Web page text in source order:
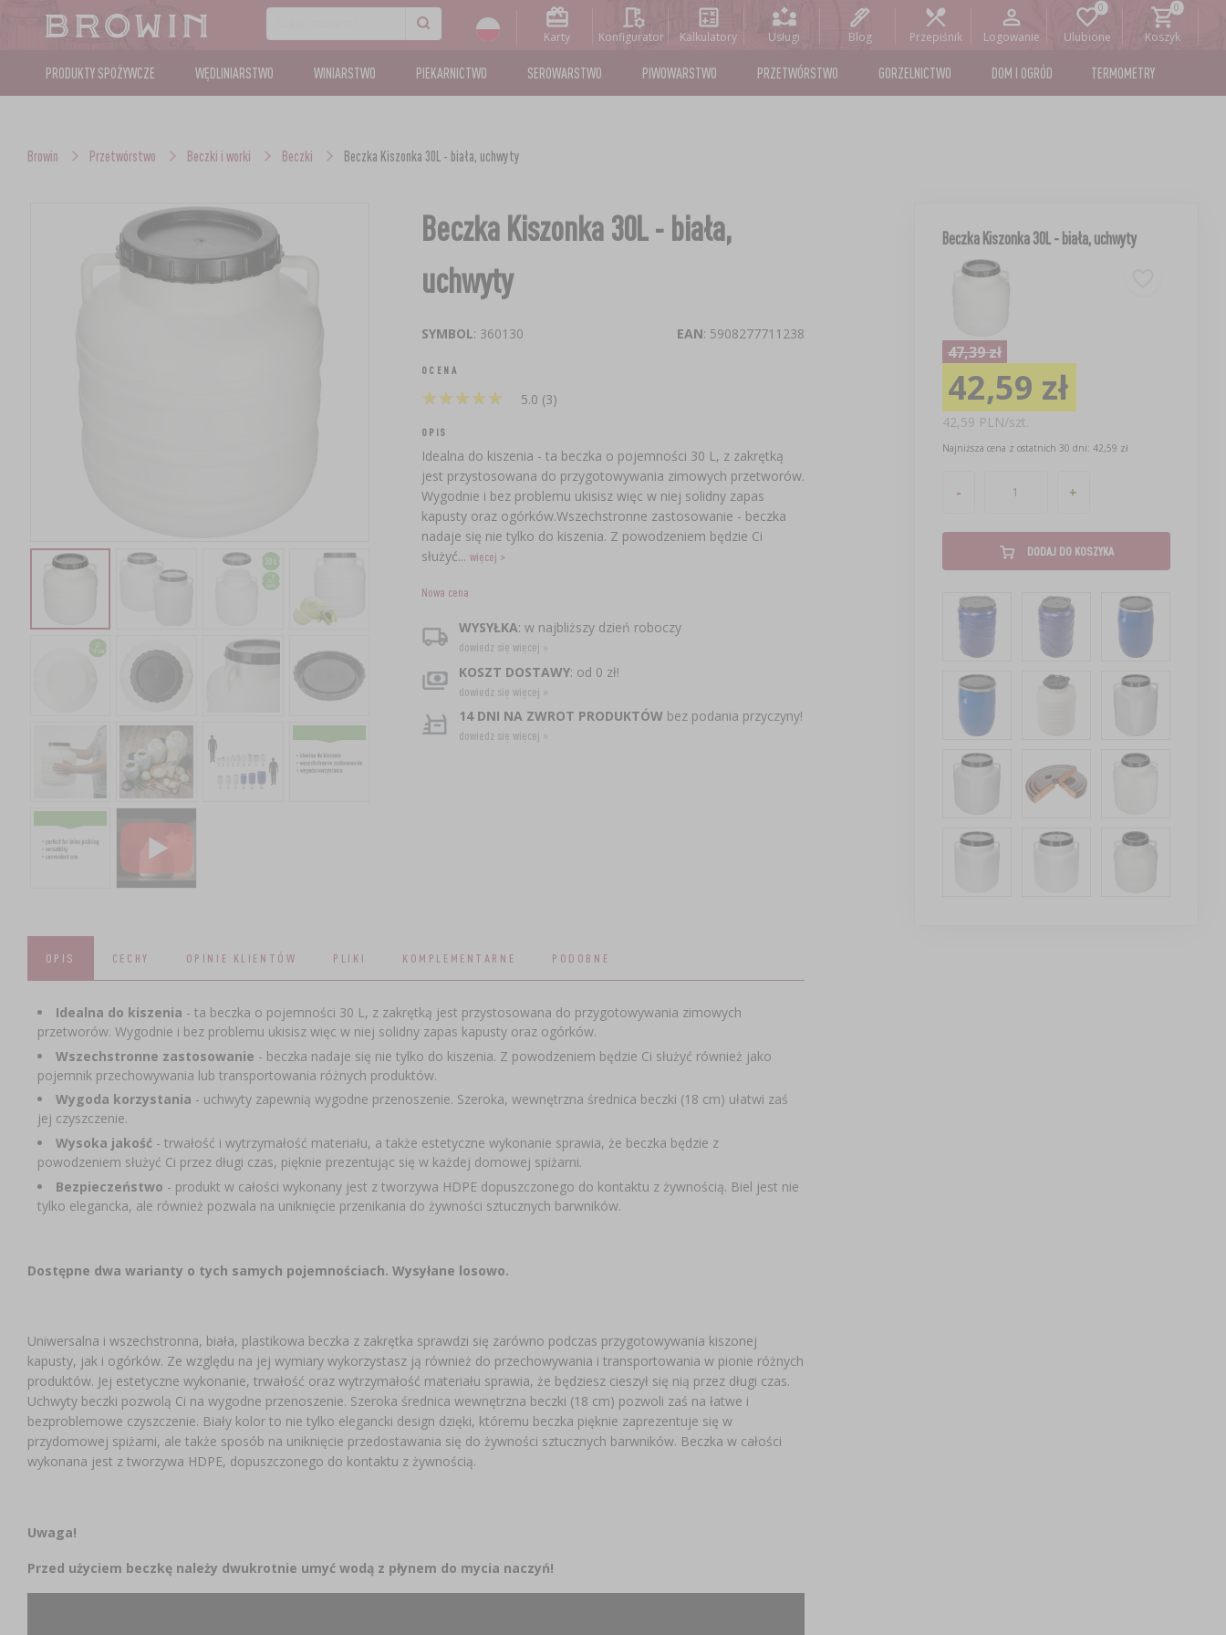
Karty Konfigurator Kalkulatory Usługi Blog Przepiśnik Logowanie Ulubione Koszyk
PRODUKTY SPOŻYWCZE WĘDLINIARSTWO WINIARSTWO PIEKARNICTWO SEROWARSTWO PIWOWARSTWO PRZETWÓRSTWO GORZELNICTWO DOM I OGRÓD TERMOMETRY
Browin Przetwórstwo Beczki i worki Beczki Beczka Kiszonka 30L - biała, uchwyty
Beczka Kiszonka 30L - biała,
uchwyty
SYMBOL: 360130 EAN: 5908277711238
OCENA
★★★★★
★★★★★ 5.0 (3)
OPIS
Idealna do kiszenia - ta beczka o pojemności 30 L, z zakrętką
jest przystosowana do przygotowywania zimowych przetworów.
Wygodnie i bez problemu ukisisz więc w niej solidny zapas
kapusty oraz ogórków.Wszechstronne zastosowanie - beczka
nadaje się nie tylko do kiszenia. Z powodzeniem będzie Ci
służyć... więcej >
Nowa cena
WYSYŁKA: w najbliższy dzień roboczy
dowiedz się więcej »
KOSZT DOSTAWY: od 0 zł!
dowiedz się więcej »
14 DNI NA ZWROT PRODUKTÓW bez podania przyczyny!
dowiedz się więcej »
OPIS CECHY OPINIE KLIENTÓW PLIKI KOMPLEMENTARNE PODOBNE
Idealna do kiszenia - ta beczka o pojemności 30 L, z zakrętką jest przystosowana do przygotowywania zimowych
przetworów. Wygodnie i bez problemu ukisisz więc w niej solidny zapas kapusty oraz ogórków.
Wszechstronne zastosowanie - beczka nadaje się nie tylko do kiszenia. Z powodzeniem będzie Ci służyć również jako
pojemnik przechowywania lub transportowania różnych produktów.
Wygoda korzystania - uchwyty zapewnią wygodne przenoszenie. Szeroka, wewnętrzna średnica beczki (18 cm) ułatwi zaś
jej czyszczenie.
Wysoka jakość - trwałość i wytrzymałość materiału, a także estetyczne wykonanie sprawia, że beczka będzie z
powodzeniem służyć Ci przez długi czas, pięknie prezentując się w każdej domowej spiżarni.
Bezpieczeństwo - produkt w całości wykonany jest z tworzywa HDPE dopuszczonego do kontaktu z żywnością. Biel jest nie
tylko elegancka, ale również pozwala na uniknięcie przenikania do żywności sztucznych barwników.
Dostępne dwa warianty o tych samych pojemnościach. Wysyłane losowo.
Uniwersalna i wszechstronna, biała, plastikowa beczka z zakrętka sprawdzi się zarówno podczas przygotowywania kiszonej
kapusty, jak i ogórków. Ze względu na jej wymiary wykorzystasz ją również do przechowywania i transportowania w pionie różnych
produktów. Jej estetyczne wykonanie, trwałość oraz wytrzymałość materiału sprawia, że będziesz cieszył się nią przez długi czas.
Uchwyty beczki pozwolą Ci na wygodne przenoszenie. Szeroka średnica wewnętrzna beczki (18 cm) pozwoli zaś na łatwe i
bezproblemowe czyszczenie. Biały kolor to nie tylko elegancki design dzięki, któremu beczka pięknie zaprezentuje się w
przydomowej spiżarni, ale także sposób na uniknięcie przedostawania się do żywności sztucznych barwników. Beczka w całości
wykonana jest z tworzywa HDPE, dopuszczonego do kontaktu z żywnością.
Uwaga!
Przed użyciem beczkę należy dwukrotnie umyć wodą z płynem do mycia naczyń!
Beczka Kiszonka 30L - biała, uchwyty
47,39 zł
42,59 zł
42,59 PLN/szt.
Najniższa cena z ostatnich 30 dni: 42,59 zł
- +
DODAJ DO KOSZYKA